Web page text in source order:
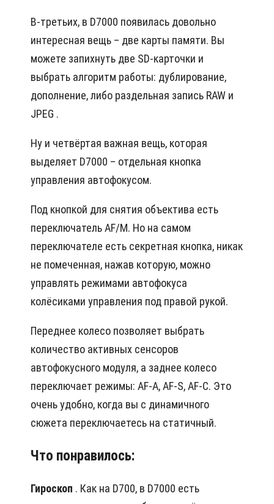
В-третьих, в D7000 появилась довольно
интересная вещь – две карты памяти. Вы
можете запихнуть две SD-карточки и
выбрать алгоритм работы: дублирование,
дополнение, либо раздельная запись RAW и
JPEG .
Ну и четвёртая важная вещь, которая
выделяет D7000 – отдельная кнопка
управления автофокусом.
Под кнопкой для снятия объектива есть
переключатель AF/M. Но на самом
переключателе есть секретная кнопка, никак
не помеченная, нажав которую, можно
управлять режимами автофокуса
колёсиками управления под правой рукой.
Переднее колесо позволяет выбрать
количество активных сенсоров
автофокусного модуля, а заднее колесо
переключает режимы: AF-A, AF-S, AF-C. Это
очень удобно, когда вы с динамичного
сюжета переключаетесь на статичный.
Что понравилось:
Гироскоп . Как на D700, в D7000 есть